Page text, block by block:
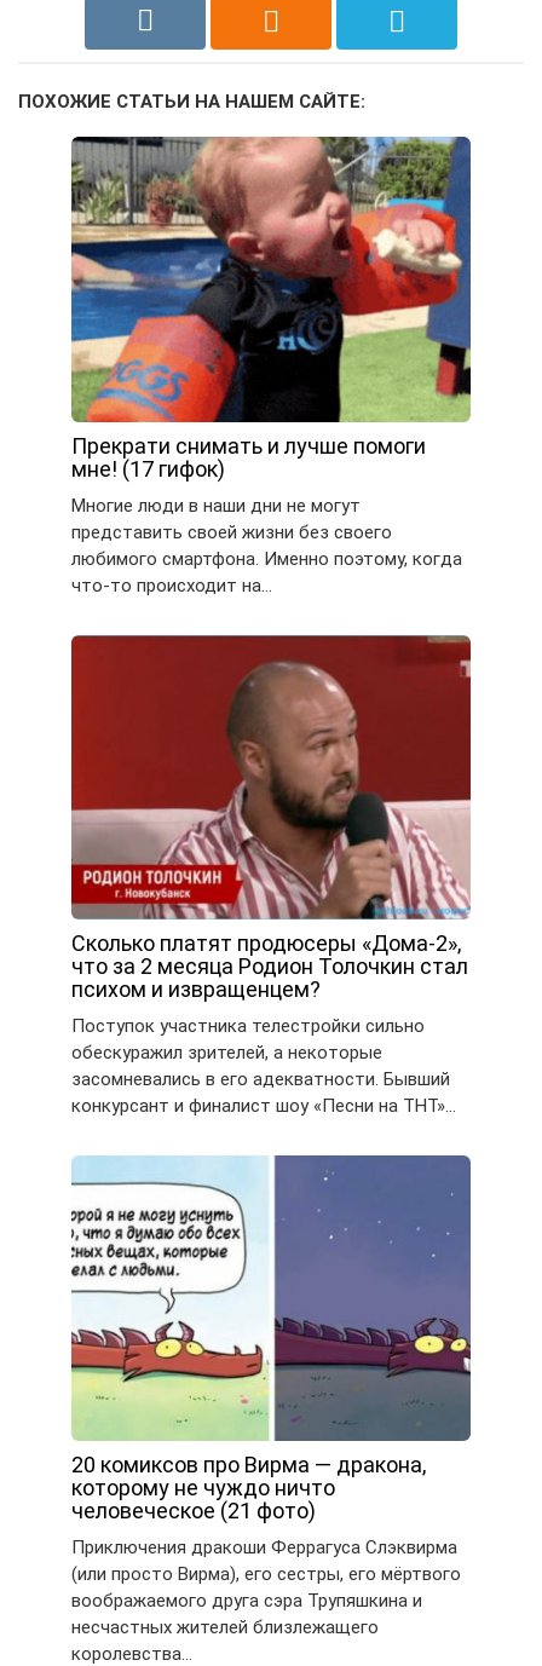
ПОХОЖИЕ СТАТЬИ НА НАШЕМ САЙТЕ:
Прекрати снимать и лучше помоги
мне! (17 гифок)
Многие люди в наши дни не могут
представить своей жизни без своего
любимого смартфона. Именно поэтому, когда
что-то происходит на…
Сколько платят продюсеры «Дома-2»,
что за 2 месяца Родион Толочкин стал
психом и извращенцем?
Поступок участника телестройки сильно
обескуражил зрителей, а некоторые
засомневались в его адекватности. Бывший
конкурсант и финалист шоу «Песни на ТНТ»…
20 комиксов про Вирма — дракона,
которому не чуждо ничто
человеческое (21 фото)
Приключения дракоши Феррагуса Слэквирма
(или просто Вирма), его сестры, его мёртвого
воображаемого друга сэра Трупяшкина и
несчастных жителей близлежащего
королевства…